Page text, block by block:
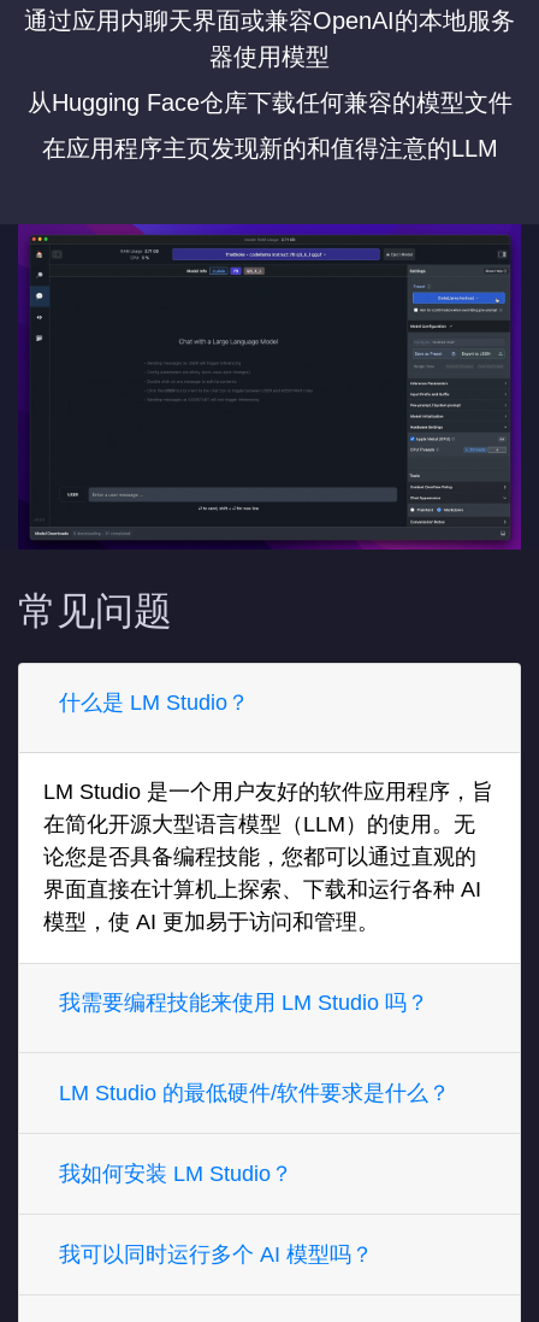
通过应用内聊天界面或兼容OpenAI的本地服务
器使用模型
从Hugging Face仓库下载任何兼容的模型文件
在应用程序主页发现新的和值得注意的LLM
常见问题
什么是 LM Studio？
LM Studio 是一个用户友好的软件应用程序，旨
在简化开源大型语言模型（LLM）的使用。无
论您是否具备编程技能，您都可以通过直观的
界面直接在计算机上探索、下载和运行各种 AI
模型，使 AI 更加易于访问和管理。
我需要编程技能来使用 LM Studio 吗？
LM Studio 的最低硬件/软件要求是什么？
我如何安装 LM Studio？
我可以同时运行多个 AI 模型吗？